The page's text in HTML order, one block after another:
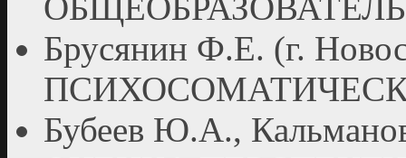
Брусянин Ф.Е. (г.
Бубеев Ю.А.,